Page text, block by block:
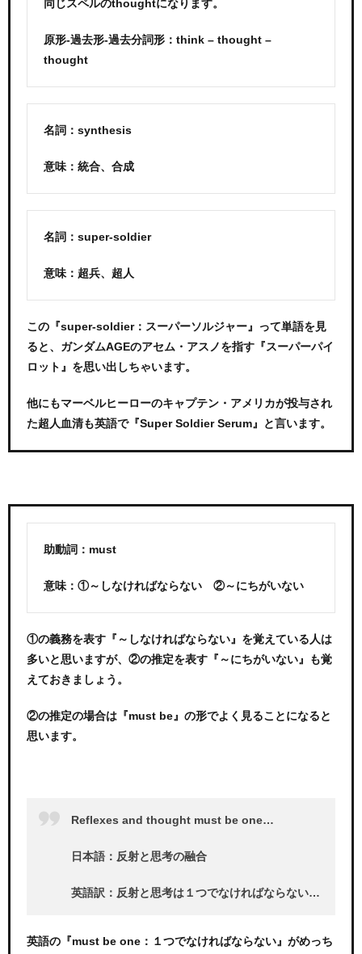
同じスペルのthoughtになります。
原形-過去形-過去分詞形：think – thought –
thought
名詞：synthesis
意味：統合、合成
名詞：super-soldier
意味：超兵、超人
この『super-soldier：スーパーソルジャー』って単語を見
ると、ガンダムAGEのアセム・アスノを指す『スーパーパイ
ロット』を思い出しちゃいます。
他にもマーベルヒーローのキャプテン・アメリカが投与され
た超人血清も英語で『Super Soldier Serum』と言います。
助動詞：must
意味：①～しなければならない ②～にちがいない
①の義務を表す『～しなければならない』を覚えている人は
多いと思いますが、②の推定を表す『～にちがいない』も覚
えておきましょう。
②の推定の場合は『must be』の形でよく見ることになると
思います。
Reflexes and thought must be one…
日本語：反射と思考の融合
英語訳：反射と思考は１つでなければならない…
英語の『must be one：１つでなければならない』がめっち